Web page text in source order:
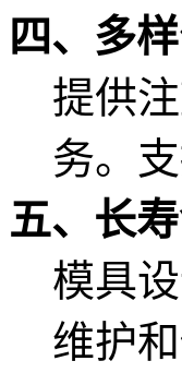
四、多
提供
务。
五、长
模具
维护